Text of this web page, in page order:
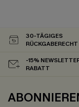
30-TÄGIGES
RÜCKGABERECHT
-15%
RABATT